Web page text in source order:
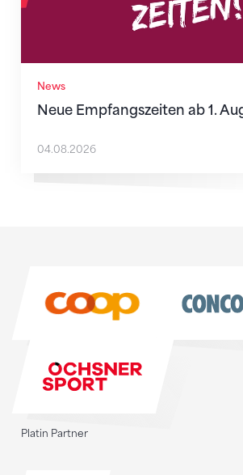
News
Neue Empfangszeiten ab 1.
04.08.2026
Platin Partner